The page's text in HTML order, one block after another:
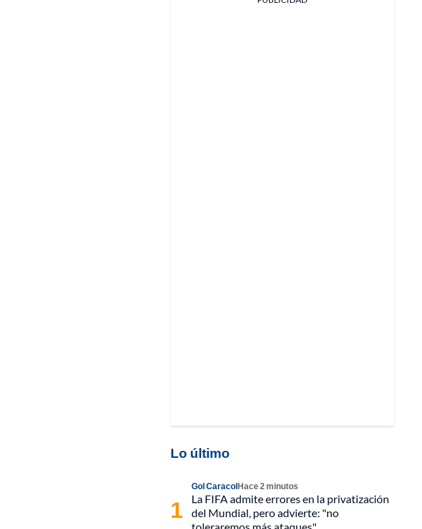
Lo último
Gol CaracolHace 2 minutos
La FIFA admite errores en la privatización
del Mundial, pero advierte: "no